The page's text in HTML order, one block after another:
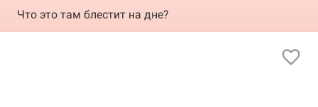
Что это там блестит на дне?